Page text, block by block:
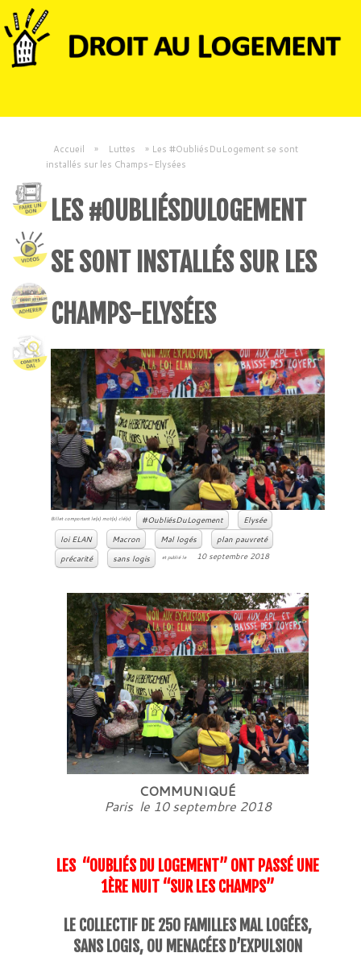
Accueil » Luttes » Les #OubliésDuLogement se sont
installés sur les Champs-Elysées
LES #OUBLIÉSDULOGEMENT
SE SONT INSTALLÉS SUR LES
CHAMPS-ELYSÉES
Billet comportant le(s) mot(s) clé(s) #OubliésDuLogement
Elysée
loi ELAN
Macron Mal logés
plan pauvreté
précarité
sans logis et publié le 10 septembre 2018
COMMUNIQUÉ
Paris le 10 septembre 2018
LES “OUBLIÉS DU LOGEMENT” ONT PASSÉ UNE
1ÈRE NUIT “SUR LES CHAMPS”
LE COLLECTIF DE 250 FAMILLES MAL LOGÉES,
SANS LOGIS, OU MENACÉES D’EXPULSION